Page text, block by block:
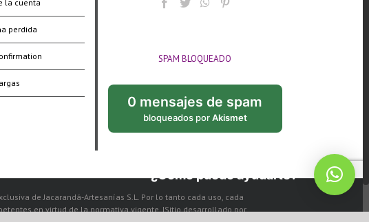
la cuenta
perdida
SPAM BLOQUEADO
0 mensajes de spam
bloqueados porAkismet
de Jacarandá-Artesanías S.L. Por lo tanto cada uso, cada
en virtud de la normativa vigente. |Sitio desarrollado por
¿Cómo puedo ayudarte?